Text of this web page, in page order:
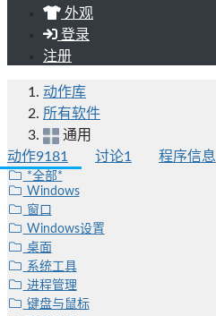
外观
登录
注册
动作库
所有软件
通用
动作9181 讨论1 程序信息
*全部*
Windows
窗口
Windows设置
桌面
系统工具
进程管理
键盘与鼠标